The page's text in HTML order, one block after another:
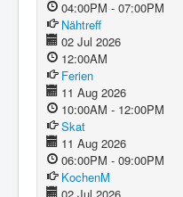
04:00PM - 07:00PM
Nähtreff
02 Jul 2026
12:00AM
Ferien
11 Aug 2026
10:00AM - 12:00PM
Skat
11 Aug 2026
06:00PM - 09:00PM
KochenM